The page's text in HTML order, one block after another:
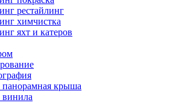
рестайлинг
химчистка
яхт и катеров
панорамная крыша